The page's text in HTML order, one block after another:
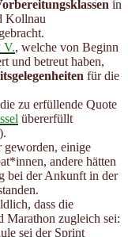
in
Kollnau
V., welche von Beginn
und betreut haben,
für die
zu erfüllende Quote
übererfüllt
geworden, einige
andere hätten
bei der Ankunft in der
dass die
Marathon zugleich sei:
sei der Sprint